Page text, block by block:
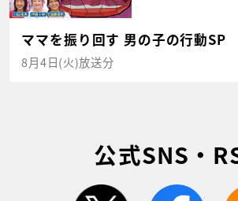
ママを振り回す 男の子の行動SP
8月4日(火)放送分
公式SNS・
twitter